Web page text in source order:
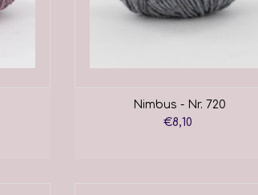
Nimbus - Nr. 720
€8,10